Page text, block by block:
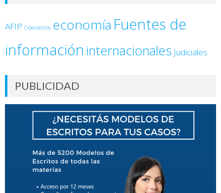
AFIP Ciberdelitos economía Fuentes de
información internacionales Judiciales
PUBLICIDAD